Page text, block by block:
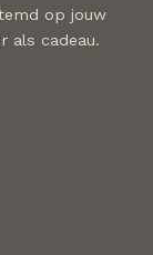
op jouw
als cadeau.